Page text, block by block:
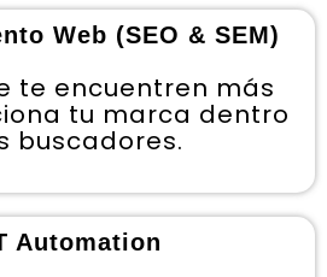
Web (SEO & SEM)
te encuentren más
tu marca dentro
buscadores.
Automation